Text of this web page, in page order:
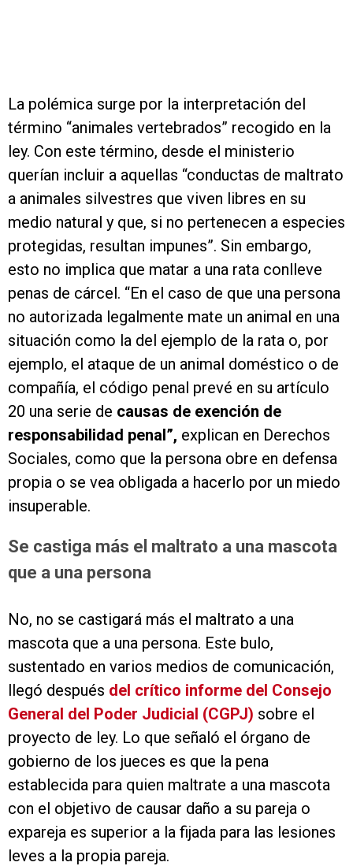
La polémica surge por la interpretación del
término “animales vertebrados” recogido en la
ley. Con este término, desde el ministerio
querían incluir a aquellas “conductas de maltrato
a animales silvestres que viven libres en su
medio natural y que, si no pertenecen a especies
protegidas, resultan impunes”. Sin embargo,
esto no implica que matar a una rata conlleve
penas de cárcel. “En el caso de que una persona
no autorizada legalmente mate un animal en una
situación como la del ejemplo de la rata o, por
ejemplo, el ataque de un animal doméstico o de
compañía, el código penal prevé en su artículo
20 una serie de causas de exención de
responsabilidad penal”, explican en Derechos
Sociales, como que la persona obre en defensa
propia o se vea obligada a hacerlo por un miedo
insuperable.
Se castiga más el maltrato a una mascota
que a una persona
No, no se castigará más el maltrato a una
mascota que a una persona. Este bulo,
sustentado en varios medios de comunicación,
llegó después del crítico informe del Consejo
General del Poder Judicial (CGPJ) sobre el
proyecto de ley. Lo que señaló el órgano de
gobierno de los jueces es que la pena
establecida para quien maltrate a una mascota
con el objetivo de causar daño a su pareja o
expareja es superior a la fijada para las lesiones
leves a la propia pareja.